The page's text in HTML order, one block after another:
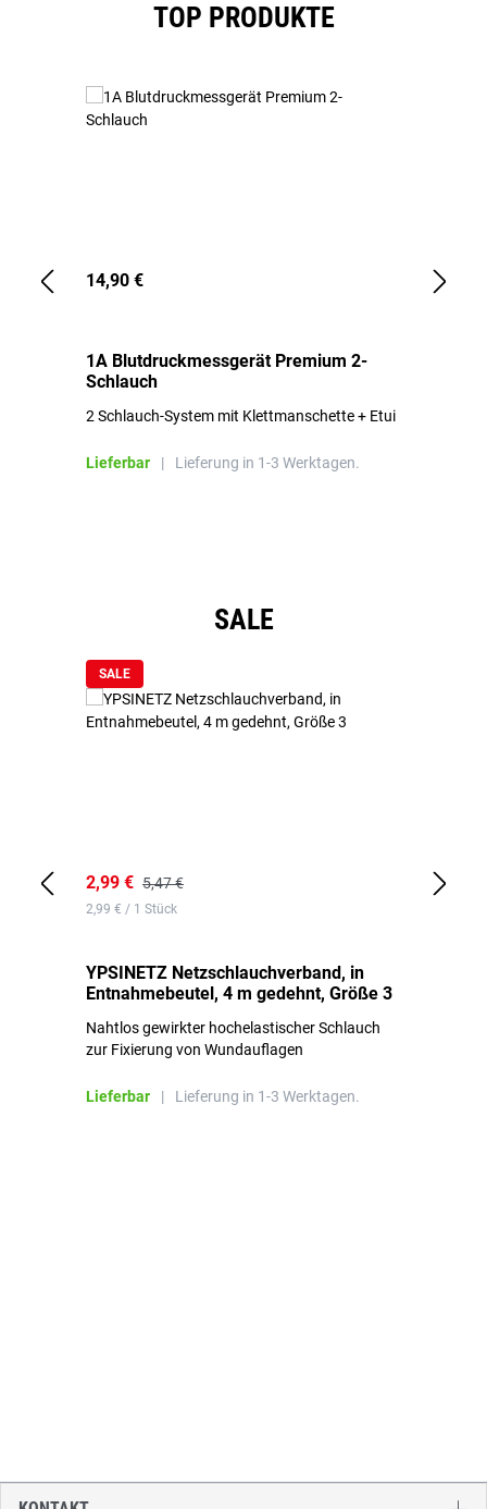
TOP PRODUKTE
14,90 €
1A Blutdruckmessgerät Premium 2-
Schlauch
2 Schlauch-System mit Klettmanschette + Etui
Lieferbar | Lieferung in 1-3 Werktagen.
SALE
SALE
2,99 € 5,47 €
2,99 € / 1 Stück
YPSINETZ Netzschlauchverband, in
Entnahmebeutel, 4 m gedehnt, Größe 3
Nahtlos gewirkter hochelastischer Schlauch
zur Fixierung von Wundauflagen
Lieferbar | Lieferung in 1-3 Werktagen.